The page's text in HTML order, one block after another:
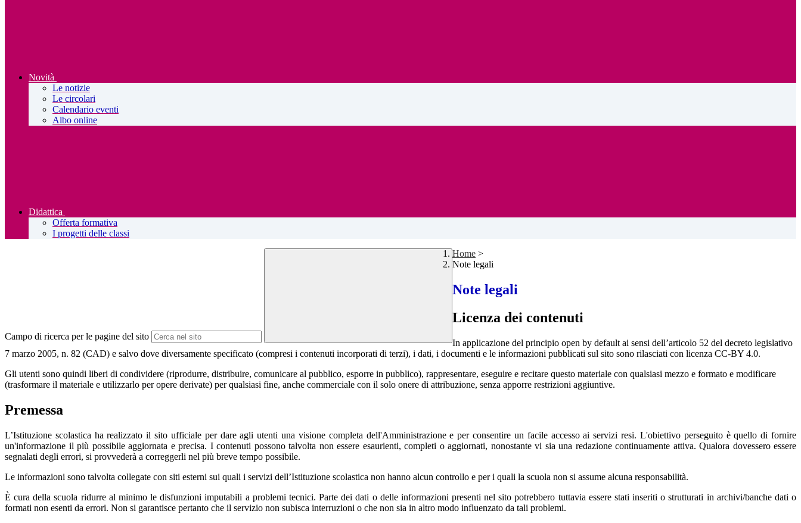
Novità
Le notizie
Le circolari
Calendario eventi
Albo online
Didattica
Offerta formativa
I progetti delle classi
Campo di ricerca per le pagine del sito
Home >
Note legali
Note legali
Licenza dei contenuti
In applicazione del principio open by default ai sensi dell’articolo 52 del decreto legislativo
7 marzo 2005, n. 82 (CAD) e salvo dove diversamente specificato (compresi i contenuti incorporati di terzi), i dati, i documenti e le informazioni pubblicati sul sito sono rilasciati con licenza CC-BY 4.0.
Gli utenti sono quindi liberi di condividere (riprodurre, distribuire, comunicare al pubblico, esporre in pubblico), rappresentare, eseguire e recitare questo materiale con qualsiasi mezzo e formato e modificare
(trasformare il materiale e utilizzarlo per opere derivate) per qualsiasi fine, anche commerciale con il solo onere di attribuzione, senza apporre restrizioni aggiuntive.
Premessa
L’Istituzione scolastica ha realizzato il sito ufficiale per dare agli utenti una visione completa dell'Amministrazione e per consentire un facile accesso ai servizi resi. L'obiettivo perseguito è quello di fornire
un'informazione il più possibile aggiornata e precisa. I contenuti possono talvolta non essere esaurienti, completi o aggiornati, nonostante vi sia una redazione continuamente attiva. Qualora dovessero essere
segnalati degli errori, si provvederà a correggerli nel più breve tempo possibile.
Le informazioni sono talvolta collegate con siti esterni sui quali i servizi dell’Istituzione scolastica non hanno alcun controllo e per i quali la scuola non si assume alcuna responsabilità.
È cura della scuola ridurre al minimo le disfunzioni imputabili a problemi tecnici. Parte dei dati o delle informazioni presenti nel sito potrebbero tuttavia essere stati inseriti o strutturati in archivi/banche dati o
formati non esenti da errori. Non si garantisce pertanto che il servizio non subisca interruzioni o che non sia in altro modo influenzato da tali problemi.